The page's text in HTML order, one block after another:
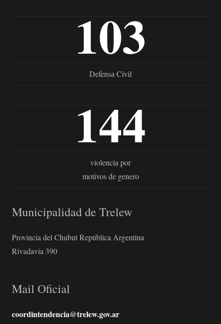
103
Defensa Civil
144
violencia por
motivos de genero
Municipalidad de Trelew
Provincia del Chubut República Argentina
Rivadavia 390
Mail Oficial
coordintendencia@trelew.gov.ar